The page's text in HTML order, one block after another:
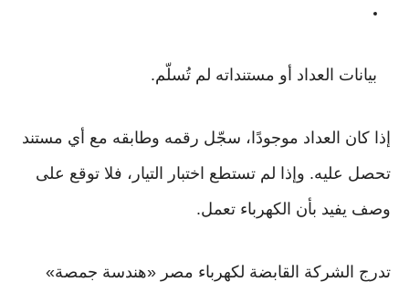
بيانات العداد أو مستنداته لم تُسلّم.
إذا كان العداد موجودًا، سجّل رقمه وطابقه مع أي مستند
تحصل عليه. وإذا لم تستطع اختبار التيار، فلا توقع على
وصف يفيد بأن الكهرباء تعمل.
تدرج الشركة القابضة لكهرباء مصر «هندسة جمصة»